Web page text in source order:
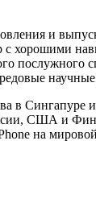
и
хорошими
послужного
научные
в
США и
на